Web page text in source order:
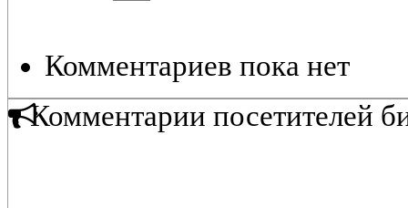
Комментариев пока нет
Комментарии посетителей